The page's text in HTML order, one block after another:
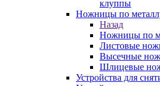
клуппы
Ножницы по
Назад
Ножницы по
Листовые
Высечные
Шлицевые
Устройства для